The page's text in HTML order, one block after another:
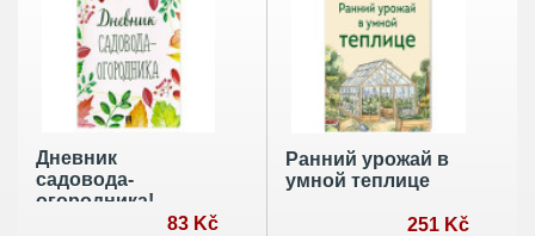
Дневник
садовода-
огородника!
83 Kč
Ранний урожай в
умной теплице
251 Kč